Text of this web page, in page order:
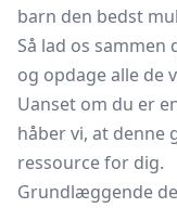
barn den bedst
Så lad os
og opdage alle de
Uanset om du er
håber vi, at
ressource for dig.
Grundlæggende